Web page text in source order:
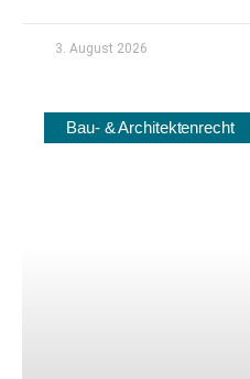
3. August 2026
Bau- & Architektenrecht